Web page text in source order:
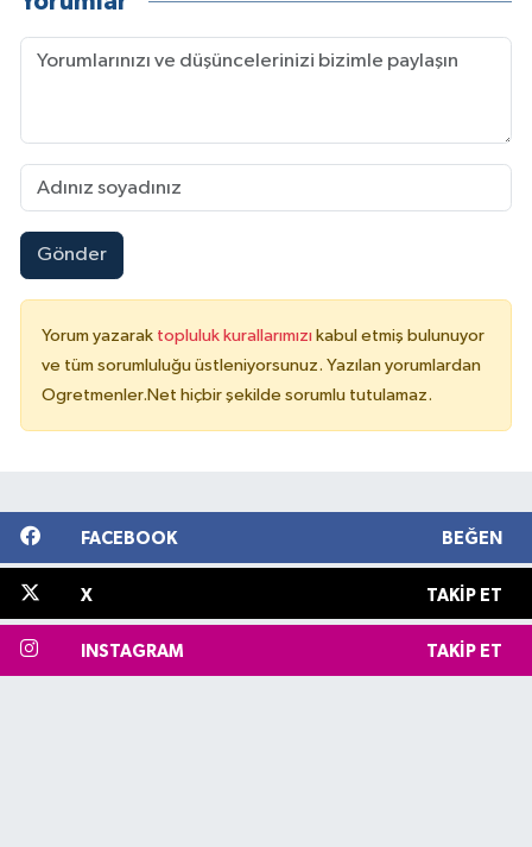
Gönder
Yorum yazarak topluluk kurallarımızı kabul etmiş bulunuyor
ve tüm sorumluluğu üstleniyorsunuz. Yazılan yorumlardan
Ogretmenler.Net hiçbir şekilde sorumlu tutulamaz.
FACEBOOK BEĞEN
X TAKIP ET
INSTAGRAM TAKIP ET